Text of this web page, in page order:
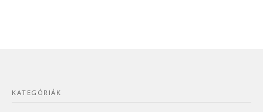
KATEGÓRIÁK